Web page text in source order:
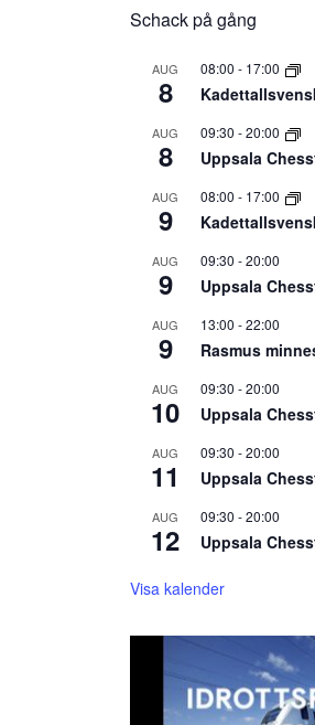
Schack på gång
AUG
8
08:00 - 17:00
AUG
8
09:30 -20:00
Uppsala
AUG
9
08:00 - 17:00
AUG
9
09:30 -20:00
Uppsala
AUG
9
13:00 -22:00
Rasmus
AUG
10
09:30 -20:00
Uppsala
AUG
11
09:30 -20:00
Uppsala
AUG
12
09:30 -20:00
Uppsala
Visa kalender